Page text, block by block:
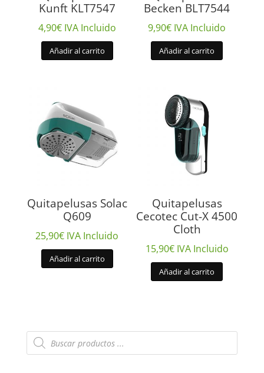
Kunft KLT7547
4,90€ IVA Incluido
Añadir al carrito
Becken BLT7544
9,90€ IVA Incluido
Añadir al carrito
Quitapelusas Solac
Q609
25,90€ IVA Incluido
Añadir al carrito
Quitapelusas
Cecotec Cut-X 4500
Cloth
15,90€ IVA Incluido
Añadir al carrito
Búsqueda
de
productos